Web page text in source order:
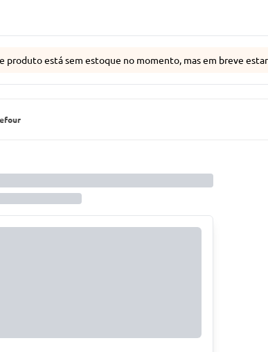
produto está sem estoque no momento, mas em breve